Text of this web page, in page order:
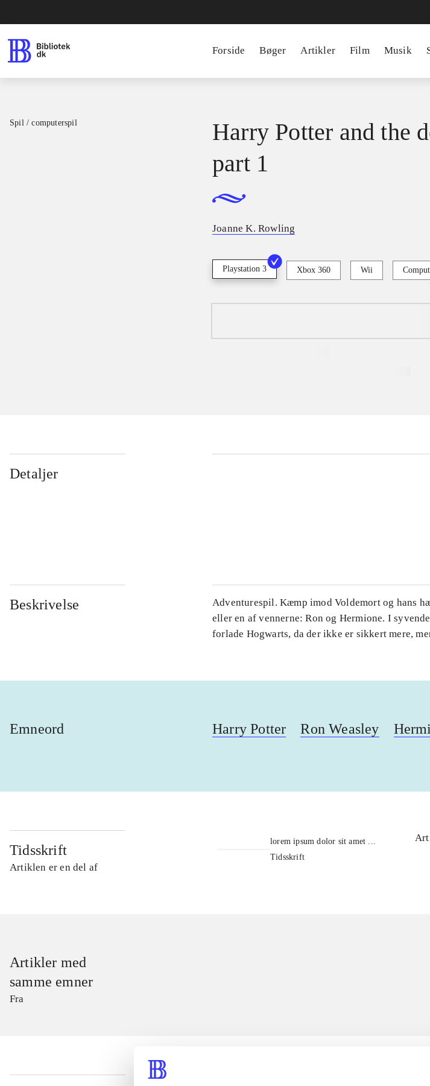
Forside Bøger Artikler Film Musik
Spil / computerspil
Harry Potter and the
part 1
Joanne K. Rowling
Playstation 3 Xbox 360 Wii
Detaljer
Beskrivelse
Adventurespil. Kæmp imod Voldemort og hans
eller en af vennerne: Ron og Hermione. I
forlade Hogwarts, da der ikke er sikkert mere,
Emneord Harry Potter Ron Weasley
Tidsskrift
Artiklen er en del af
lorem ipsum dolor sit amet ...
Tidsskrift
Artikler med
samme emner
Fra